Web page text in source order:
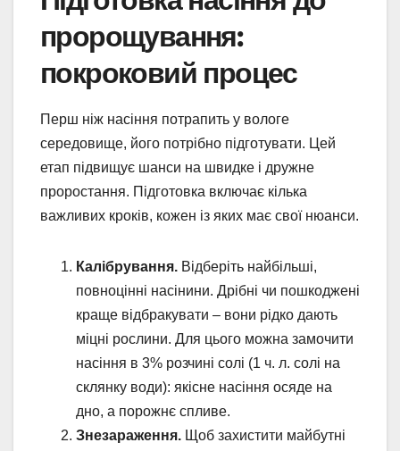
пророщування:
покроковий процес
Перш ніж насіння потрапить у вологе
середовище, його потрібно підготувати. Цей
етап підвищує шанси на швидке і дружне
проростання. Підготовка включає кілька
важливих кроків, кожен із яких має свої нюанси.
Калібрування. Відберіть найбільші,
повноцінні насінини. Дрібні чи пошкоджені
краще відбракувати – вони рідко дають
міцні рослини. Для цього можна замочити
насіння в 3% розчині солі (1 ч. л. солі на
склянку води): якісне насіння осяде на
дно, а порожнє спливе.
Знезараження. Щоб захистити майбутні